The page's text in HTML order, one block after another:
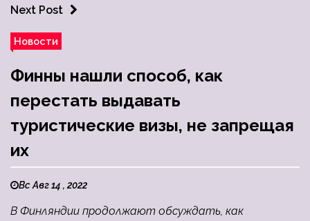
Next Post
Новости
Финны нашли способ, как
перестать выдавать
туристические визы, не запрещая
их
Вс Авг 14 , 2022
В Финляндии продолжают обсуждать, как